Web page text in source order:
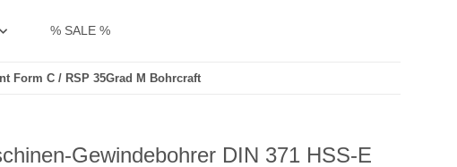
% SALE %
Form C / RSP 35Grad M Bohrcraft
Gewindebohrer DIN 371 HSS-E